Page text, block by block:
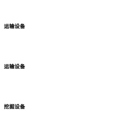
运输设备
运输设备
挖掘设备